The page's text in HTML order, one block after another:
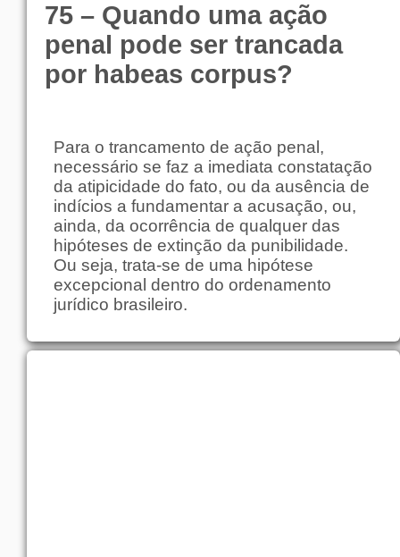
75 – Quando uma ação
penal pode ser trancada
por habeas corpus?
Para o trancamento de ação penal,
necessário se faz a imediata constatação
da atipicidade do fato, ou da ausência de
indícios a fundamentar a acusação, ou,
ainda, da ocorrência de qualquer das
hipóteses de extinção da punibilidade.
Ou seja, trata-se de uma hipótese
excepcional dentro do ordenamento
jurídico brasileiro.